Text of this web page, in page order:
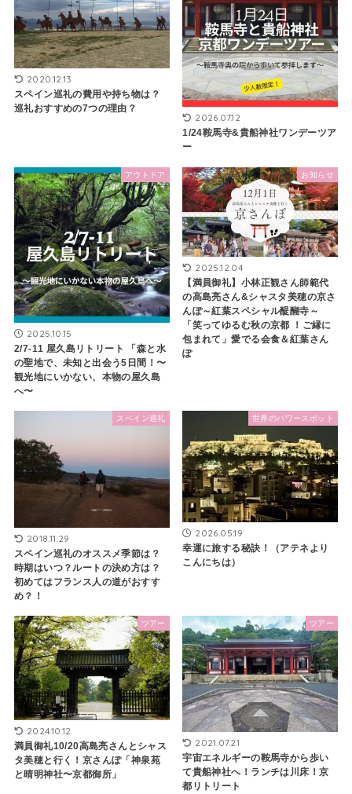
2020.12.13
スペイン巡礼の費用や持ち物は？
巡礼おすすめの7つの理由？
2026.07.12
1/24鞍馬寺&貴船神社ワンデーツア
ー
アウトドア
2025.10.15
2/7-11 屋久島リトリート 「森と水
の聖地で、未知と出会う5日間！〜
観光地にいかない、本物の屋久島
へ〜
お知らせ
2025.12.04
【満員御礼】小林正観さん師範代
の高島亮さん&シャスタ美穂の京さ
んぽ～紅葉スペシャル醍醐寺～
「笑ってゆるむ秋の京都 ！ご縁に
包まれて」愛でる会食＆紅葉さん
ぽ
スペイン巡礼
2018.11.29
スペイン巡礼のオススメ季節は？
時期はいつ？ルートの決め方は？
初めてはフランス人の道がおすす
め？！
世界のパワースポット
2026.05.19
幸運に旅する秘訣！（アテネより
こんにちは）
ツアー
2024.10.12
満員御礼10/20高島亮さんとシャス
タ美穂と行く！京さんぽ「神泉苑
と晴明神社〜京都御所」
ツアー
2021.07.21
宇宙エネルギーの鞍馬寺から歩い
て貴船神社へ！ランチは川床！京
都リトリート